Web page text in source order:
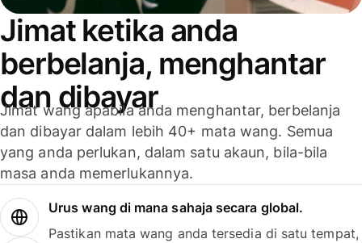
Jimat ketika anda
berbelanja, menghantar
dan dibayar
Jimat wang apabila anda menghantar, berbelanja
dan dibayar dalam lebih 40+ mata wang. Semua
yang anda perlukan, dalam satu akaun, bila-bila
masa anda memerlukannya.
Urus wang di mana sahaja secara global.
Pastikan mata wang anda tersedia di satu tempat,